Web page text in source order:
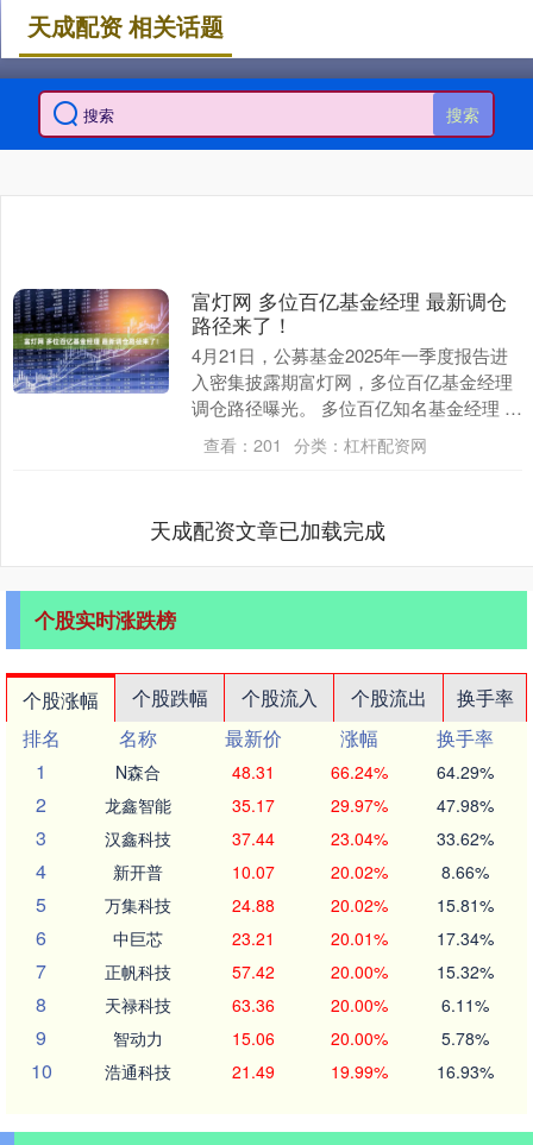
搜索
天成配资 相关话题
富灯网 多位百亿基金经理 最新调仓
路径来了！
4月21日，公募基金2025年一季度报告进
入密集披露期富灯网，多位百亿基金经理
调仓路径曝光。 多位百亿知名基金经理 选
择加仓科技赛道 2025年一季度，中国权
益....
查看： 201 分类： 杠杆配资网
天成配资文章已加载完成
个股实时涨跌榜
个股涨幅 个股跌幅 个股流入 个股流出
换手率
排名
名称 最新价 涨幅
换手率
1
N森合 48.31 66.24% 64.29%
2 龙鑫智能 35.17 29.97% 47.98%
3 汉鑫科技 37.44 23.04% 33.62%
4 新开普 10.07 20.02% 8.66%
5 万集科技 24.88 20.02% 15.81%
6 中巨芯 23.21 20.01% 17.34%
7 正帆科技 57.42 20.00% 15.32%
8 天禄科技 63.36 20.00% 6.11%
9 智动力 15.06 20.00% 5.78%
10 浩通科技 21.49 19.99% 16.93%